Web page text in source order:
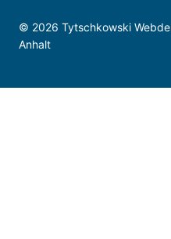
© 2026 Tytschkowski
Anhalt